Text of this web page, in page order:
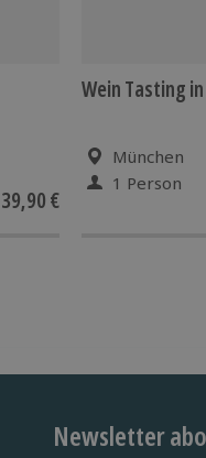
39,90 €
Wein Tasting
München
1 Person
Newsletter